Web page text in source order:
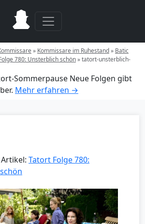
» Kommissare im Ruhestand» Batic
780: Unsterblich schön»tatort-unsterblich-
Sommerpause Neue Folgen gibt
Mehr erfahren →
Tatort Folge 780: